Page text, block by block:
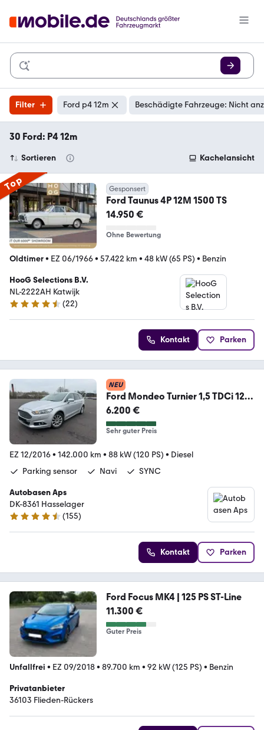
Filter Ford p4 12m Beschädigte Fahrzeuge: Nicht
30 Ford: P4 12m
Sortieren Kachelansicht
Top Gesponsert
Ford Taunus 4P 12M 1500 TS
14.950 €
Ohne Bewertung
Oldtimer• EZ 06/1966• 57.422 km • 48 kW (65 PS) • Benzin
HooG Selections B.V.
NL-2222AH Katwijk
4.3 Sterne
(22)
Kontakt Parken
NEU
Ford Mondeo Turnier 1,5 TDCi 120
PS Business | 45712
6.200 €
Sehr guter Preis
EZ 12/2016• 142.000 km • 88 kW (120 PS) • Diesel
Parking sensor
Navi SYNC
Autobasen Aps
DK-8361 Hasselager
4.6 Sterne
(155)
Kontakt Parken
Ford Focus MK4 | 125 PS ST-Line
11.300 €
Guter Preis
Unfallfrei • EZ 09/2018• 89.700 km • 92 kW (125 PS) • Benzin
Privatanbieter
36103 Flieden-Rückers